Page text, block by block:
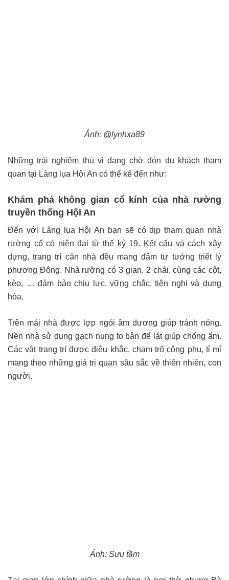
Ảnh: @lynhxa89
Những trải nghiệm thú vị đang chờ đón du khách tham
quan tại Làng lụa Hội An có thể kể đến như:
Khám phá không gian cổ kính của nhà rường
truyền thống Hội An
Đến với Làng lụa Hội An bạn sẽ có dịp tham quan nhà
rường cổ có niên đại từ thế kỷ 19. Kết cấu và cách xây
dựng, trang trí căn nhà đều mang đậm tư tưởng triết lý
phương Đông. Nhà rường có 3 gian, 2 chái, cùng các cột,
kèo, … đảm bảo chịu lực, vững chắc, tiện nghi và dung
hòa.
Trên mái nhà được lợp ngói âm dương giúp tránh nóng.
Nền nhà sử dụng gạch nung to bản để lát giúp chống ẩm.
Các vật trang trí được điêu khắc, chạm trổ công phu, tỉ mỉ
mang theo những giá trị quan sâu sắc về thiên nhiên, con
người.
Ảnh: Sưu tầm